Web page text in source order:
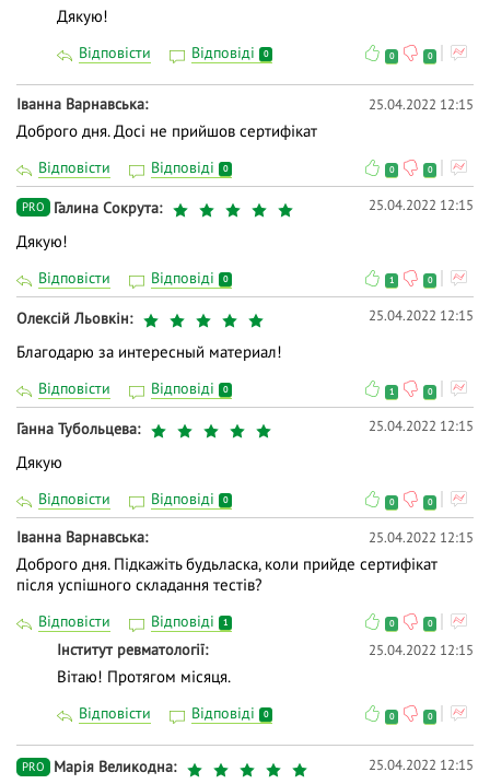
Дякую!
Відповісти Відповіді 0 0 0
Іванна Варнавська 25.04.2022 12:15
Доброго дня. Досі не прийшов сертифікат
Відповісти Відповіді 0 0 0
PRO Галина Сокрута 25.04.2022 12:15
Дякую!
Відповісти Відповіді 0 1 0
Олексій Льовкін 25.04.2022 12:15
Благодарю за интересный материал!
Відповісти Відповіді 0 1 0
Ганна Тубольцева 25.04.2022 12:15
Дякую
Відповісти Відповіді 0 0 0
Іванна Варнавська 25.04.2022 12:15
Доброго дня. Підкажіть будьласка, коли прийде сертифікат
після успішного складання тестів?
Відповісти Відповіді 1 0 0
Інститут ревматології 25.04.2022 12:15
Вітаю! Протягом місяця.
Відповісти Відповіді 0 0 0
PRO Марія Великодна 25.04.2022 12:15